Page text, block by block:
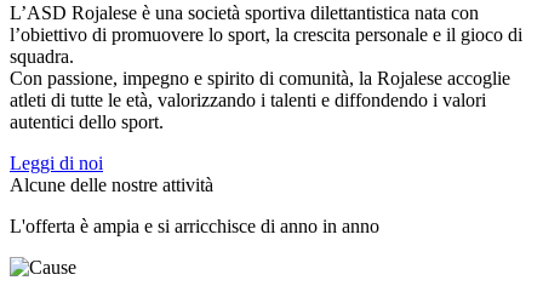
L’ASD Rojalese è una società sportiva dilettantistica nata con
l’obiettivo di promuovere lo sport, la crescita personale e il gioco di
squadra.
Con passione, impegno e spirito di comunità, la Rojalese accoglie
atleti di tutte le età, valorizzando i talenti e diffondendo i valori
autentici dello sport.
Leggi di noi
Alcune delle nostre attività
L'offerta è ampia e si arricchisce di anno in anno